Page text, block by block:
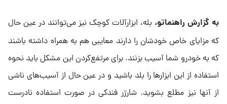
به گزارش راهنماتو، بله، ابزارآلات کوچک نیز می‌توانند در عین حال
که مزایای خاص خودشان را دارند معایبی هم به همراه داشته باشند
که به خودرو شما آسیب بزنند. برای مرتفع‌کردن این مشکل باید نحوه
استفاده از این ابزارها را بلد باشید و در عین حال از آسیب‌های ناشی
از آنها نیز مطلع بشوید. شارژر فندکی در صورت استفاده نادرست